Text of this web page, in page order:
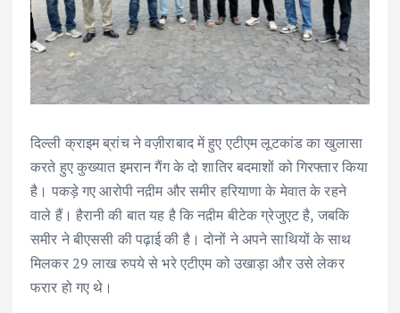
दिल्ली क्राइम ब्रांच ने वज़ीराबाद में हुए एटीएम लूटकांड का खुलासा
करते हुए कुख्यात इमरान गैंग के दो शातिर बदमाशों को गिरफ्तार किया
है। पकड़े गए आरोपी नद़ीम और समीर हरियाणा के मेवात के रहने
वाले हैं। हैरानी की बात यह है कि नद़ीम बीटेक ग्रेजुएट है, जबकि
समीर ने बीएससी की पढ़ाई की है। दोनों ने अपने साथियों के साथ
मिलकर 29 लाख रुपये से भरे एटीएम को उखाड़ा और उसे लेकर
फरार हो गए थे।